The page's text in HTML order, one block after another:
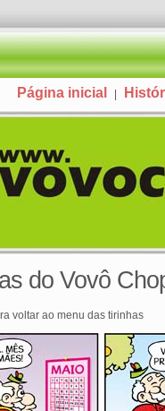
Página inicial
do Vovô
voltar ao menu das tirinhas